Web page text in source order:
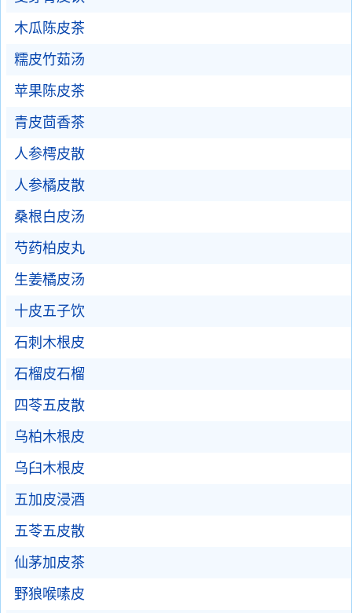
木瓜陈皮茶
糯皮竹茹汤
苹果陈皮茶
青皮茴香茶
人参樗皮散
人参橘皮散
桑根白皮汤
芍药柏皮丸
生姜橘皮汤
十皮五子饮
石刺木根皮
石榴皮石榴
四苓五皮散
乌柏木根皮
乌臼木根皮
五加皮浸酒
五苓五皮散
仙茅加皮茶
野狼喉嗉皮